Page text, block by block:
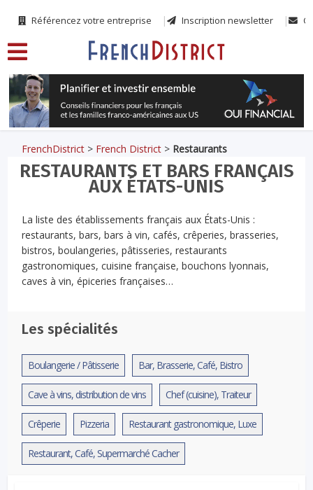
Référencez votre entreprise Inscription newsletter
FrenchDistrict > French District > Restaurants
RESTAURANTS ET BARS FRANÇAIS
AUX ÉTATS-UNIS
La liste des établissements français aux États-Unis :
restaurants, bars, bars à vin, cafés, crêperies, brasseries,
bistros, boulangeries, pâtisseries, restaurants
gastronomiques, cuisine française, bouchons lyonnais,
caves à vin, épiceries françaises…
Les spécialités
Boulangerie / Pâtisserie Bar, Brasserie, Café, Bistro
Cave à vins, distribution de vins Chef (cuisine), Traiteur
Crêperie Pizzeria Restaurant gastronomique, Luxe
Restaurant, Café, Supermarché Cacher